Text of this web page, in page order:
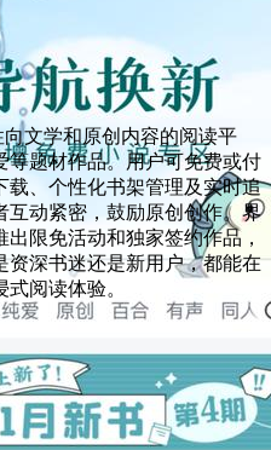
文学和原创内容的阅读平
等题材作品。用户可免费或付
载、个性化书架管理及实时追
互动紧密，鼓励原创创作。界
限免活动和独家签约作品，
资深书迷还是新用户，都能在
阅读体验。